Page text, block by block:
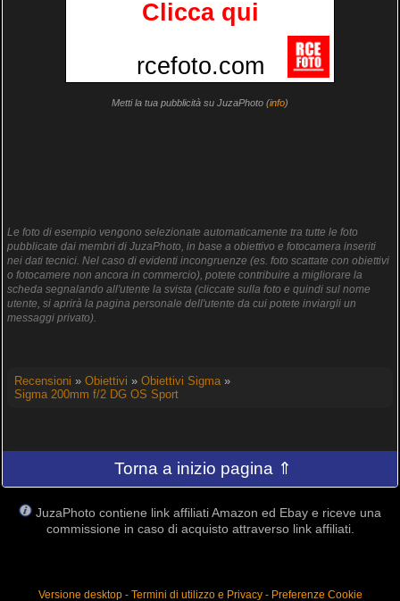
Metti la tua pubblicità su JuzaPhoto (info)
Le foto di esempio vengono selezionate automaticamente tra tutte le foto
pubblicate dai membri di JuzaPhoto, in base a obiettivo e fotocamera inseriti
nei dati tecnici. Nel caso di evidenti incongruenze (es. foto scattate con obiettivi
o fotocamere non ancora in commercio), potete contribuire a migliorare la
scheda segnalando all'utente la svista (cliccate sulla foto e quindi sul nome
utente, si aprirà la pagina personale dell'utente da cui potete inviargli un
messaggi privato).
Recensioni » Obiettivi » Obiettivi Sigma»
Sigma 200mm f/2 DG OS Sport
Torna a inizio pagina ⇑
JuzaPhoto contiene link affiliati Amazon ed Ebay e riceve una
commissione in caso di acquisto attraverso link affiliati.
Versione desktop- Termini di utilizzo e Privacy- Preferenze Cookie